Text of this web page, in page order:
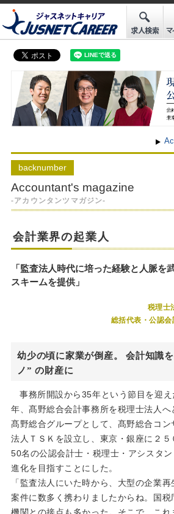
backnumber
Accountant's magazine
-アカウンタンツマガジン-
会計業界の起業人
「監査法人時代に培った経験と人脈を
スキームを提供」
税理士
総括代表・公認
幼少の頃に家業が倒産。 会計知識
ノ” の財産に
事務所開設から35年という節目を迎
年、髙野総合会計事務所を税理士法人へ
髙野総合グループとして、髙野総合コン
法人ＴＳＫを設立し、東京・銀座に２５
50名の公認会計士・税理士・アシスタ
進化を目指すことにした。
「監査法人にいた時から、大型の企業
案件に数多く携わりましたからね。国税